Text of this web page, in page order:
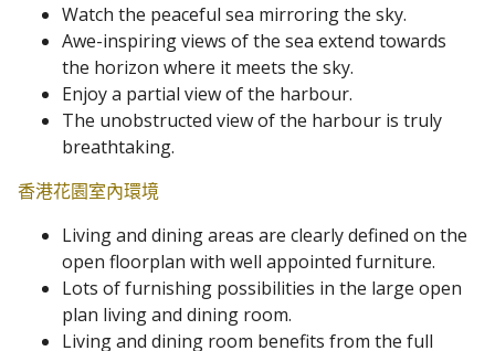
Watch the peaceful sea mirroring the sky.
Awe-inspiring views of the sea extend towards
the horizon where it meets the sky.
Enjoy a partial view of the harbour.
The unobstructed view of the harbour is truly
breathtaking.
香港花園室內環境
Living and dining areas are clearly defined on the
open floorplan with well appointed furniture.
Lots of furnishing possibilities in the large open
plan living and dining room.
Living and dining room benefits from the full